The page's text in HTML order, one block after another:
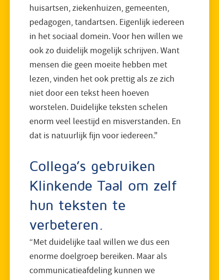
huisartsen, ziekenhuizen, gemeenten,
pedagogen, tandartsen. Eigenlijk iedereen
in het sociaal domein. Voor hen willen we
ook zo duidelijk mogelijk schrijven. Want
mensen die geen moeite hebben met
lezen, vinden het ook prettig als ze zich
niet door een tekst heen hoeven
worstelen. Duidelijke teksten schelen
enorm veel leestijd en misverstanden. En
dat is natuurlijk fijn voor iedereen."
Collega’s gebruiken
Klinkende Taal om zelf
hun teksten te
verbeteren.
“Met duidelijke taal willen we dus een
enorme doelgroep bereiken. Maar als
communicatieafdeling kunnen we